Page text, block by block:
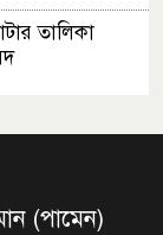
তালিকা
(পামেন)